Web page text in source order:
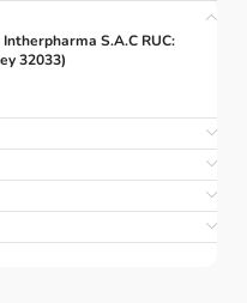
S.A.C RUC:
32033)